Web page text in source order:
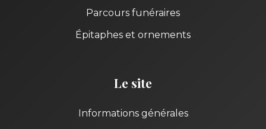
Parcours funéraires
Épitaphes et ornements
Le site
Informations générales